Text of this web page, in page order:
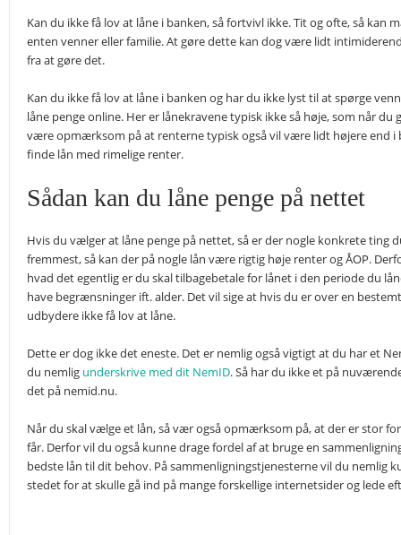
Kan du ikke få lov at låne i banken, så fortvivl ikke. Tit og ofte, så kan
enten venner eller familie. At gøre dette kan dog være lidt
fra at gøre det.
Kan du ikke få lov at låne i banken og har du ikke lyst til at spørge
låne penge online. Her er lånekravene typisk ikke så høje, som når du
være opmærksom på at renterne typisk også vil være lidt højere end i
finde lån med rimelige renter.
Sådan kan du låne penge på nettet
Hvis du vælger at låne penge på nettet, så er der nogle konkrete ting
fremmest, så kan der på nogle lån være rigtig høje renter og ÅOP.
hvad det egentlig er du skal tilbagebetale for lånet i den periode du
have begrænsninger ift. alder. Det vil sige at hvis du er over en
udbydere ikke få lov at låne.
Dette er dog ikke det eneste. Det er nemlig også vigtigt at du har et
du nemlig underskrive med dit NemID. Så har du ikke et på
det på nemid.nu.
Når du skal vælge et lån, så vær også opmærksom på, at der er stor
får. Derfor vil du også kunne drage fordel af at bruge en
bedste lån til dit behov. På sammenligningstjenesterne vil du nemlig
stedet for at skulle gå ind på mange forskellige internetsider og lede